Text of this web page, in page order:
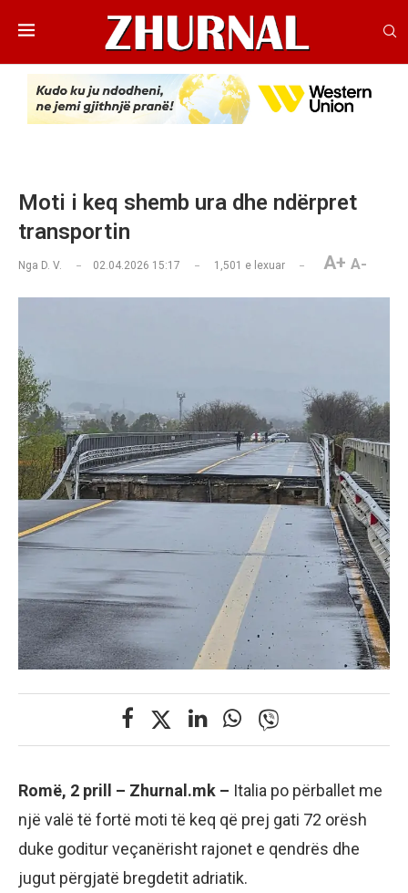
Moti i keq shemb ura dhe ndërpret
transportin
Nga D. V. 02.04.2026 15:17 1,501 e lexuar A+ A-
Romë, 2 prill – Zhurnal.mk – Italia po përballet me
një valë të fortë moti të keq që prej gati 72 orësh
duke goditur veçanërisht rajonet e qendrës dhe
jugut përgjatë bregdetit adriatik.